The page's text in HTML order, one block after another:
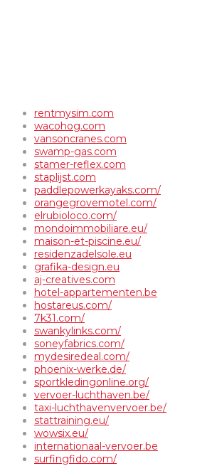
rentmysim.com
wacohog.com
vansoncranes.com
swamp-gas.com
stamer-reflex.com
staplijst.com
paddlepowerkayaks.com/
orangegrovemotel.com/
elrubioloco.com/
mondoimmobiliare.eu/
maison-et-piscine.eu/
residenzadelsole.eu
grafika-design.eu
aj-creatives.com
hotel-appartementen.be
hostareus.com/
7k31.com/
swankylinks.com/
soneyfabrics.com/
mydesiredeal.com/
phoenix-werke.de/
sportkledingonline.org/
vervoer-luchthaven.be/
taxi-luchthavenvervoer.be/
stattraining.eu/
wowsix.eu/
internationaal-vervoer.be
surfingfido.com/